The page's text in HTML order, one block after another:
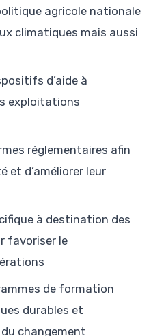
agricole nationale
climatiques mais aussi
d’aide à
exploitations
réglementaires afin
et d’améliorer leur
à destination des
favoriser le
de formation
durables et
changement